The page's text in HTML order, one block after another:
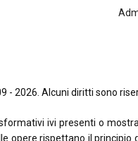
- 2026. Alcuni diritti sono
ivi presenti o
opere rispettano il principio